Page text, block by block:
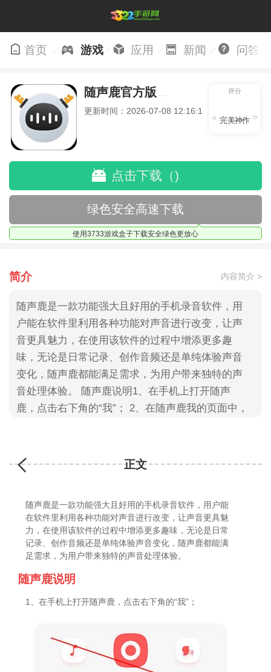
首页 游戏 应用 新闻 问答
随声鹿官方版
更新时间：2026-07-08 12:16:16
评分
完美神作
点击下载（)
绿色安全高速下载
使用3733游戏盒子下载安全绿色更放心
简介 内容简介 >
随声鹿是一款功能强大且好用的手机录音软件，用
户能在软件里利用各种功能对声音进行改变，让声
音更具魅力，在使用该软件的过程中增添更多趣
味，无论是日常记录、创作音频还是单纯体验声音
变化，随声鹿都能满足需求，为用户带来独特的声
音处理体验。 随声鹿说明1、在手机上打开随声
鹿，点击右下角的“我”； 2、在随声鹿我的页面中，
正文
随声鹿是一款功能强大且好用的手机录音软件，用户能
在软件里利用各种功能对声音进行改变，让声音更具魅
力，在使用该软件的过程中增添更多趣味，无论是日常
记录、创作音频还是单纯体验声音变化，随声鹿都能满
足需求，为用户带来独特的声音处理体验。
随声鹿说明
1、在手机上打开随声鹿，点击右下角的“我”；